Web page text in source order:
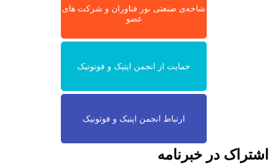
شاخه‌ی صنعتی نور فناوران و شرکت های
عضو
حمایت از انجمن اپتیک و فوتونیک
ارتباط انجمن اپتیک و فوتونیک
در خبرنامه